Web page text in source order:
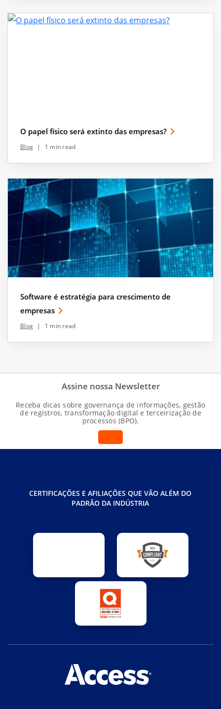
O papel físico será extinto das empresas?
Blog | 1 min read
Software é estratégia para crescimento de
empresas
Blog | 1 min read
Assine nossa Newsletter
Receba dicas sobre governança de informações, gestão
de registros, transformação digital e terceirização de
processos (BPO).
CERTIFICAÇÕES E AFILIAÇÕES QUE VÃO ALÉM DO
PADRÃO DA INDÚSTRIA